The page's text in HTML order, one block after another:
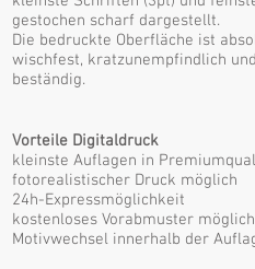
gestochen scharf dargestellt.
Die bedruckte Oberfläche ist
wischfest, kratzunempfindlich
beständig.
​Vorteile Digitaldruck
kleinste Auflagen in
fotorealistischer Druck möglich
24h-Expressmöglichkeit
kostenloses Vorabmuster möglich
Motivwechsel innerhalb der